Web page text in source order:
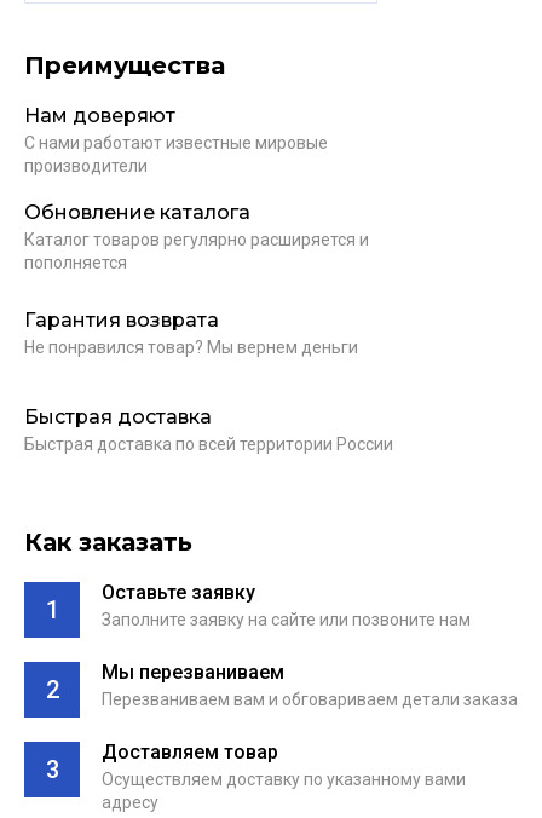
Преимущества
Нам доверяют
С нами работают известные мировые
производители
Обновление каталога
Каталог товаров регулярно расширяется и
пополняется
Гарантия возврата
Не понравился товар? Мы вернем деньги
Быстрая доставка
Быстрая доставка по всей территории России
Как заказать
1
Оставьте заявку
Заполните заявку на сайте или позвоните нам
2
Мы перезваниваем
Перезваниваем вам и обговариваем детали заказа
3
Доставляем товар
Осуществляем доставку по указанному вами
адресу